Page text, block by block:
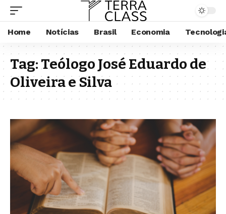
Home Notícias Brasil Economia
Tag:Teólogo José Eduardo de
Oliveira e Silva